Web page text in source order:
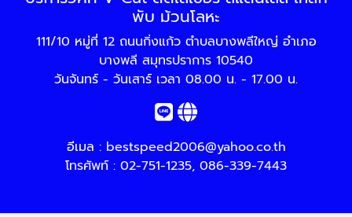
พับ ม้วนโลหะ
111/10 หมู่ที่ 12 ถนนกิ่งแก้ว ตำบลบางพลีใหญ่ อำเภอ
บางพลี สมุทรปราการ 10540
วันจันทร์ - วันเสาร์ เวลา 08.00 น. - 17.00 น.
อีเมล : bestspeed2006@yahoo.co.th
โทรศัพท์ : 02-751-1235, 086-339-7443